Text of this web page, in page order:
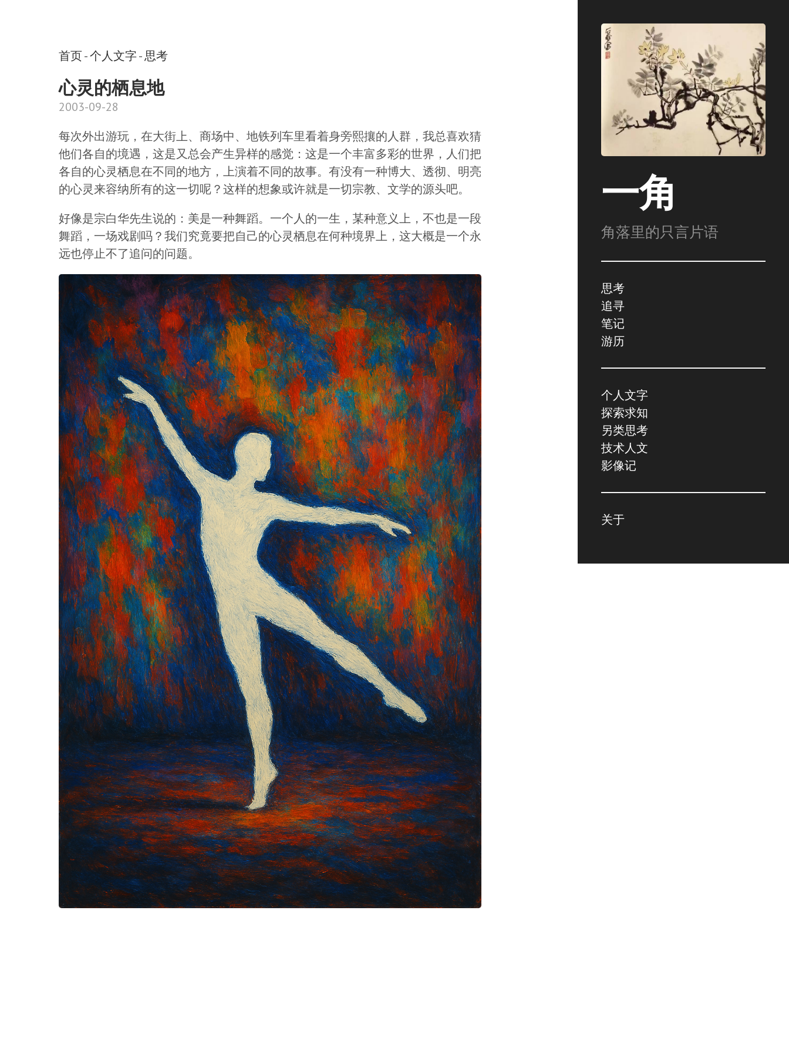
一角
角落里的只言片语
思考
追寻
笔记
游历
个人文字
探索求知
另类思考
技术人文
影像记
关于
首页-个人文字-思考
心灵的栖息地
2003-09-28
每次外出游玩，在大街上、商场中、地铁列车里看着身旁熙攘的人群，我总喜欢猜
他们各自的境遇，这是又总会产生异样的感觉：这是一个丰富多彩的世界，人们把
各自的心灵栖息在不同的地方，上演着不同的故事。有没有一种博大、透彻、明亮
的心灵来容纳所有的这一切呢？这样的想象或许就是一切宗教、文学的源头吧。
好像是宗白华先生说的：美是一种舞蹈。一个人的一生，某种意义上，不也是一段
舞蹈，一场戏剧吗？我们究竟要把自己的心灵栖息在何种境界上，这大概是一个永
远也停止不了追问的问题。